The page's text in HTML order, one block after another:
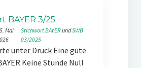
BAYER 3/25
Mai
Stichwort BAYER und SWB
03/2025
unter Druck Eine gute
Keine Stunde Null